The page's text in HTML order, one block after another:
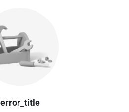
error_title